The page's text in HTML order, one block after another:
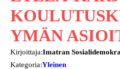
YMÄN
Kirjoittaja:Imatran
Kategoria:Yleinen